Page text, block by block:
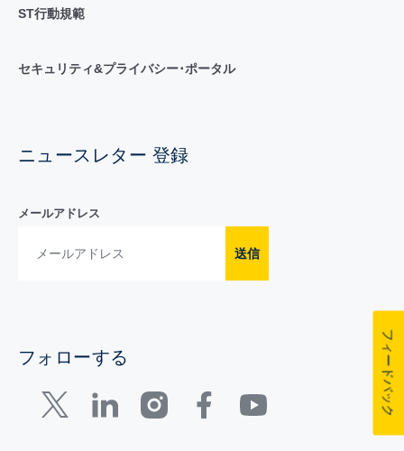
ST行動規範
セキュリティ&プライバシー･ポータル
ニュースレター 登録
メールアドレス
送信
フォローする フィードバック